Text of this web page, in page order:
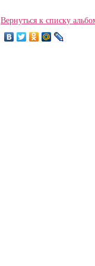
Вернуться к списку